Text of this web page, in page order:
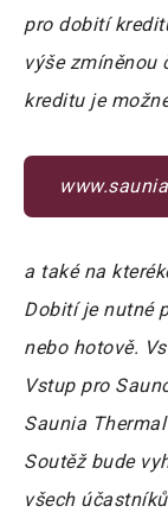
pro dobití
výše zmíněnou
kreditu je
a také na
Dobití je nutné
nebo hotově.
Vstup pro
Saunia
Soutěž bude
všech